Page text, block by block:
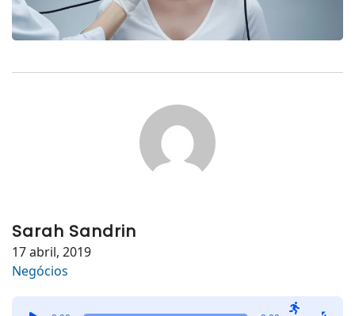
Sarah Sandrin
17 abril, 2019
Negócios